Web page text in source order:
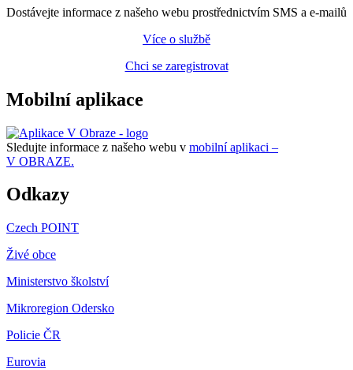
Dostávejte informace z našeho webu prostřednictvím SMS a e-mailů
Více o službě
Chci se zaregistrovat
Mobilní aplikace
Sledujte informace z našeho webu v mobilní aplikaci –
V OBRAZE.
Odkazy
Czech POINT
Živé obce
Ministerstvo školství
Mikroregion Odersko
Policie ČR
Eurovia